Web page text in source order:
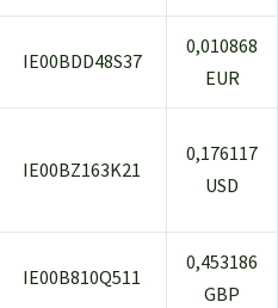
IE00BDD48S37
0,010868
EUR
IE00BZ163K21
0,176117
USD
IE00B810Q511
0,453186
GBP